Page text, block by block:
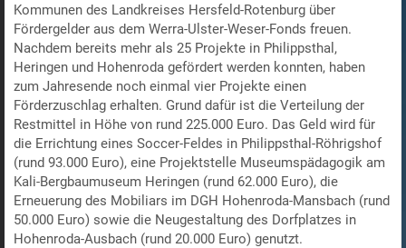
Kommunen des Landkreises Hersfeld-Rotenburg über
Fördergelder aus dem Werra-Ulster-Weser-Fonds freuen.
Nachdem bereits mehr als 25 Projekte in Philippsthal,
Heringen und Hohenroda gefördert werden konnten, haben
zum Jahresende noch einmal vier Projekte einen
Förderzuschlag erhalten. Grund dafür ist die Verteilung der
Restmittel in Höhe von rund 225.000 Euro. Das Geld wird für
die Errichtung eines Soccer-Feldes in Philippsthal-Röhrigshof
(rund 93.000 Euro), eine Projektstelle Museumspädagogik am
Kali-Bergbaumuseum Heringen (rund 62.000 Euro), die
Erneuerung des Mobiliars im DGH Hohenroda-Mansbach (rund
50.000 Euro) sowie die Neugestaltung des Dorfplatzes in
Hohenroda-Ausbach (rund 20.000 Euro) genutzt.